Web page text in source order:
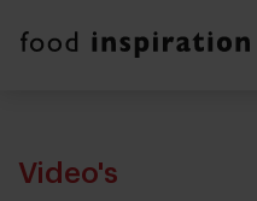
Video's